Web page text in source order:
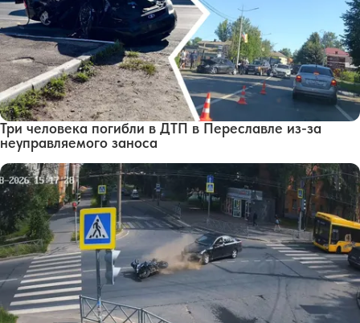
Три человека погибли в ДТП в Переславле из-за
неуправляемого заноса